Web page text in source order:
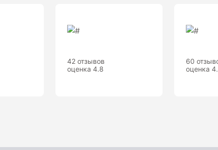
42 отзывов
оценка 4.8
60
оценка